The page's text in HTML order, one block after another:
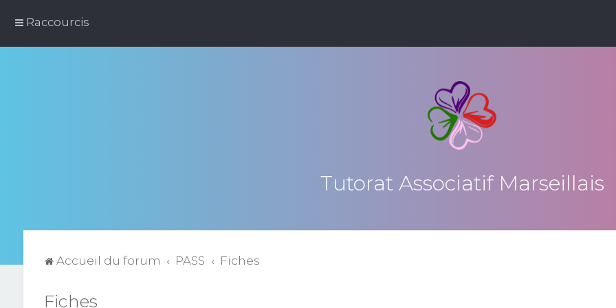
Raccourcis
Tutorat Associatif Marseillais
Accueil du forum PASS Fiches
Fiches